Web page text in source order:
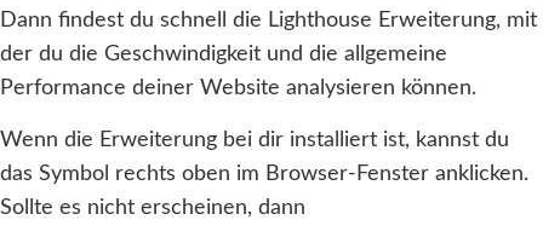
Dann findest du schnell die Lighthouse Erweiterung, mit
der du die Geschwindigkeit und die allgemeine
Performance deiner Website analysieren können.
Wenn die Erweiterung bei dir installiert ist, kannst du
das Symbol rechts oben im Browser-Fenster anklicken.
Sollte es nicht erscheinen, dann